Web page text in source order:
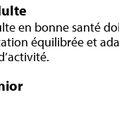
en bonne santé
équilibrée et